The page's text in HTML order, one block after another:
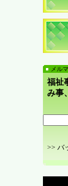
メル
福祉
み事
>> バ